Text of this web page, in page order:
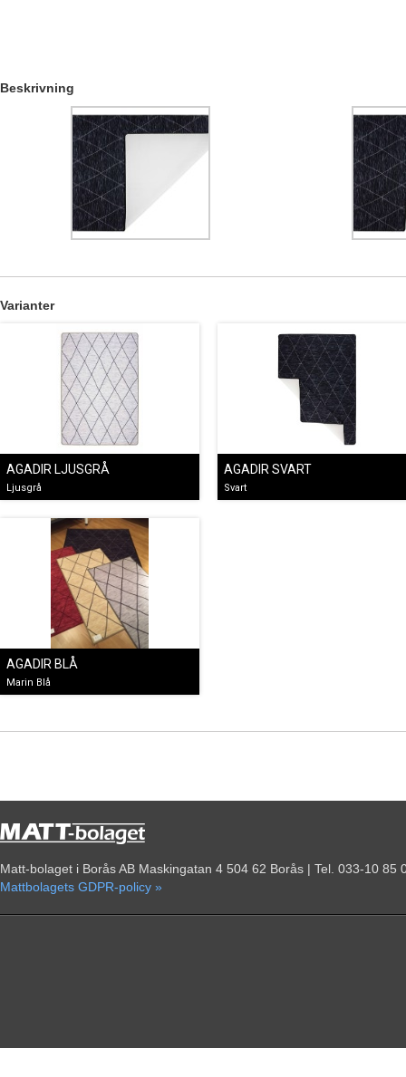
Beskrivning
Varianter
AGADIR LJUSGRÅ
Ljusgrå
AGADIR SVART
Svart
AGADIR BLÅ
Marin Blå
Matt-bolaget i Borås AB Maskingatan 4 504 62 Borås | Tel. 033-10
Mattbolagets GDPR-policy »